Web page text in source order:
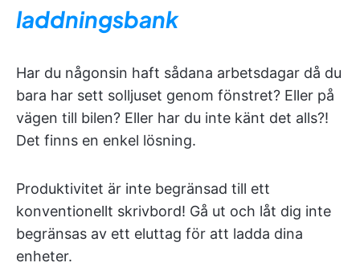
laddningsbank
Har du någonsin haft sådana arbetsdagar då du
bara har sett solljuset genom fönstret? Eller på
vägen till bilen? Eller har du inte känt det alls?!
Det finns en enkel lösning.
Produktivitet är inte begränsad till ett
konventionellt skrivbord! Gå ut och låt dig inte
begränsas av ett eluttag för att ladda dina
enheter.